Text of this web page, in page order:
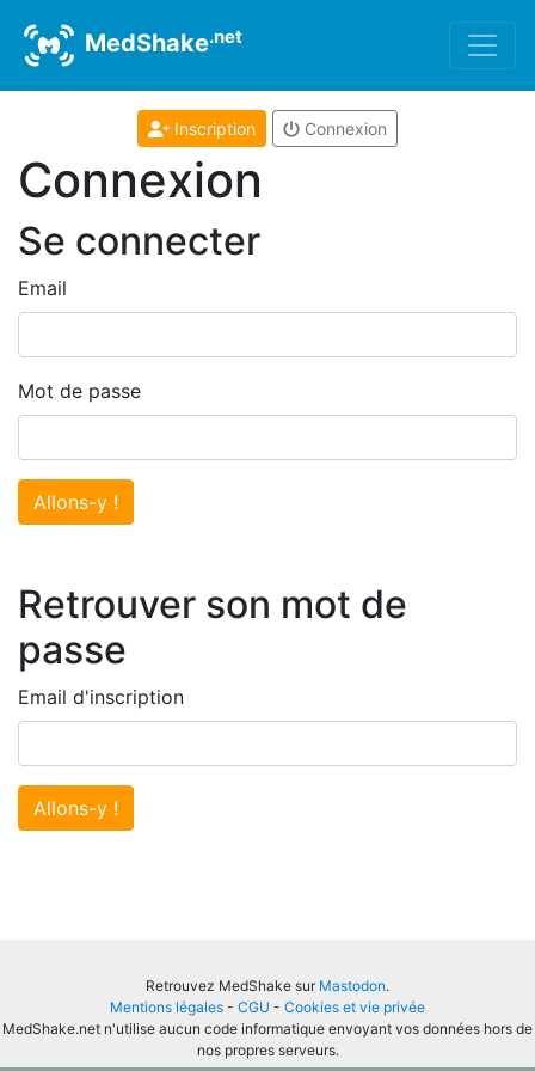
MedShake.net
Inscription Connexion
Connexion
Se connecter
Email
Mot de passe
Allons-y !
Retrouver son mot de
passe
Email d'inscription
Allons-y !
Retrouvez MedShake sur Mastodon.
Mentions légales - CGU - Cookies et vie privée
MedShake.net n'utilise aucun code informatique envoyant vos données hors de
nos propres serveurs.